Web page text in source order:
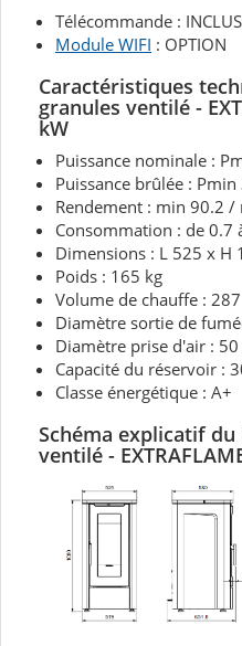
Télécommande :
Module WIFI : OPTION
Caractéristiques
granules ventilé -
kW
Puissance nominale :
Puissance brûlée :
Rendement : min 90.2 /
Consommation : de 0.7
Dimensions : L 525 x H
Poids : 165 kg
Volume de chauffe :
Diamètre sortie de
Diamètre prise d'air :
Capacité du réservoir :
Classe énergétique : A+
Schéma explicatif du
ventilé -